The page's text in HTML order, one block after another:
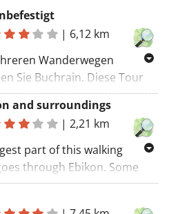
| 6,12 km
Wanderwegen
Sie Buchrain. Diese Tour
einem GR-Trail zusammen.
beginnt am
Entdecken Sie die Region
Straßen.
and surroundings
|2,21 km
part of this walking
through Ebikon. Some
this route belongs to well-
trails (you'll see the red